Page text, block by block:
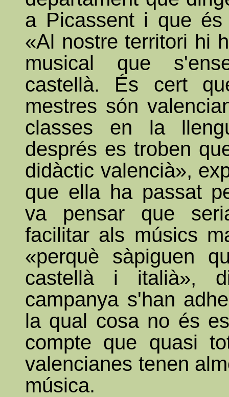
a Picassent i que
«Al nostre territori hi
musical que
castellà. És cert
mestres són
classes en la
després es troben
didàctic valencià»,
que ella ha passat
va pensar que
facilitar als músics
«perquè sàpiguen
castellà i italià»,
campanya s'han
la qual cosa no és
compte que quasi
valencianes tenen
música.